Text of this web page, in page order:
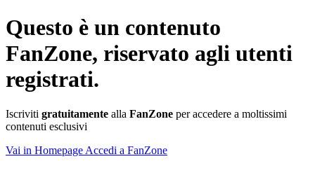
Questo è un contenuto
FanZone, riservato agli utenti
registrati.
Iscriviti gratuitamente alla FanZone per accedere a moltissimi
contenuti esclusivi
Vai in Homepage Accedi a FanZone